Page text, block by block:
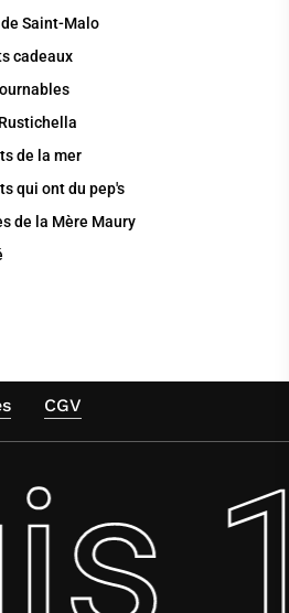
Saint-Malo
cadeaux
de la mer
qui ont du pep's
de la Mère Maury
CGV